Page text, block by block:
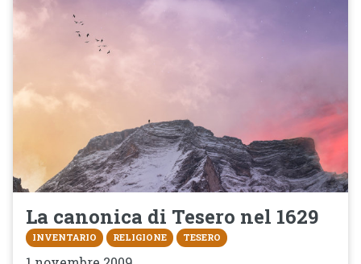
La canonica di Tesero nel 1629
INVENTARIO RELIGIONE TESERO